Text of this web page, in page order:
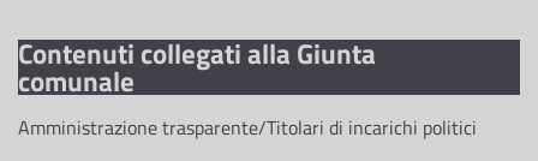
Contenuti collegati alla Giunta
comunale
Amministrazione trasparente/Titolari di incarichi politici